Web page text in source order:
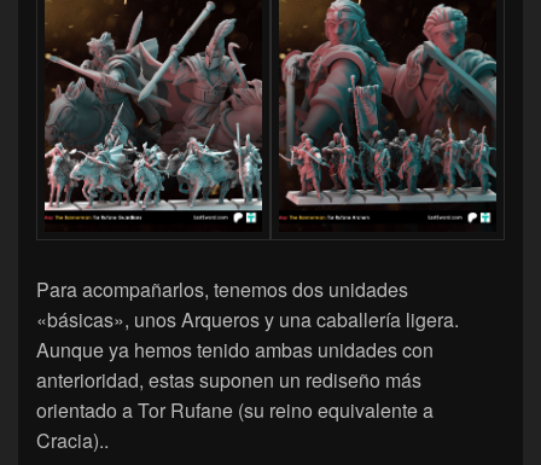
Para acompañarlos, tenemos dos unidades
«básicas», unos Arqueros y una caballería ligera.
Aunque ya hemos tenido ambas unidades con
anterioridad, estas suponen un rediseño más
orientado a Tor Rufane (su reino equivalente a
Cracia)..